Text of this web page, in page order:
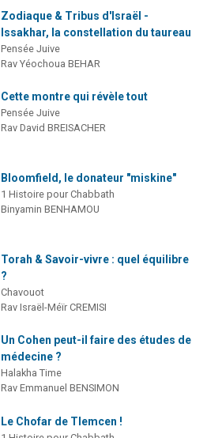
Zodiaque & Tribus d'Israël -
Issakhar, la constellation du taureau
Pensée Juive
Rav Yéochoua BEHAR
Cette montre qui révèle tout
Pensée Juive
Rav David BREISACHER
Bloomfield, le donateur "miskine"
1 Histoire pour Chabbath
Binyamin BENHAMOU
Torah & Savoir-vivre : quel équilibre
?
Chavouot
Rav Israël-Méïr CREMISI
Un Cohen peut-il faire des études de
médecine ?
Halakha Time
Rav Emmanuel BENSIMON
Le Chofar de Tlemcen !